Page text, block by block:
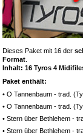
Dieses Paket mit 16 der
Format
Inhalt: 16 Tyros 4
Paket enthält:
• O Tannenbaum - trad.
• O Tannenbaum - trad.
• Stern über Bethlehem -
• Stern über Bethlehem -